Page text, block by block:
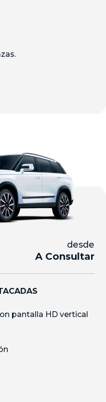
desde
A Consultar
pantalla HD vertical